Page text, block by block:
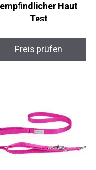
empfindlicher Haut
Test
Preis prüfen